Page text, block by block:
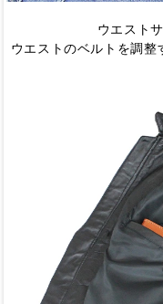
ウエスト
ウエストのベルトを調整